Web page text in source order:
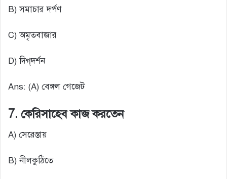
B) সমাচার দর্পণ
C) অমৃতবাজার
D) দিগ্‌দর্শন
Ans: (A) বেঙ্গল গেজেট
7. কেরিসাহেব কাজ করতেন
A) সেরেস্তায়
B) নীলকুঠিতে